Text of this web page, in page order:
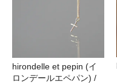
hirondelle et pepin (イ
ロンデールエペパン) /